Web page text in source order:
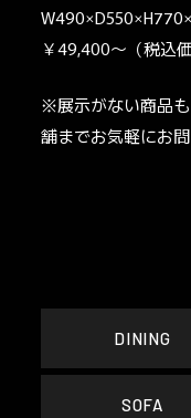
￥49,400～（税込
※展示がない商品
舗までお気軽にお
DINING
SOFA